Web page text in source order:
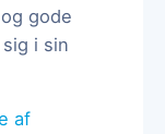
gode
i sin
af